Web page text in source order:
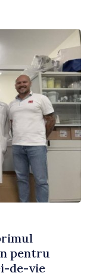
pentru
de-vie